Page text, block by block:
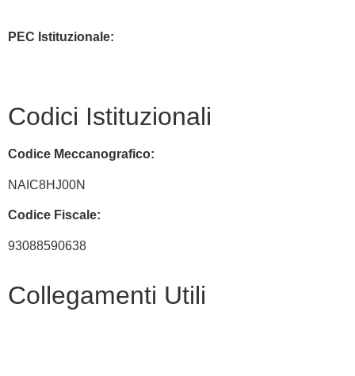
PEC Istituzionale:
Codici Istituzionali
Codice Meccanografico:
NAIC8HJ00N
Codice Fiscale:
93088590638
Collegamenti Utili